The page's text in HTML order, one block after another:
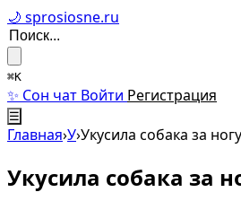
🌙 sprosiosne.ru
⌘K
✨ Сон чат Войти Регистрация
☰
Главная›У›Укусила собака за ногу
Укусила собака за